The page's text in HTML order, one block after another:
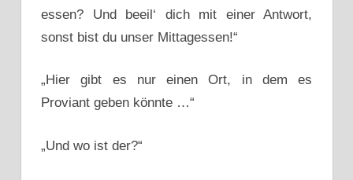
essen? Und beeil‘ dich mit einer Antwort,
sonst bist du unser Mittagessen!“
„Hier gibt es nur einen Ort, in dem es
Proviant geben könnte …“
„Und wo ist der?“